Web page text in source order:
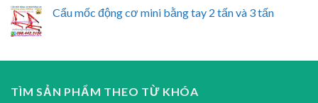
Cẩu mốc động cơ mini bằng tay 2 tấn và 3 tấn
TÌM SẢN PHẨM THEO TỪ KHÓA